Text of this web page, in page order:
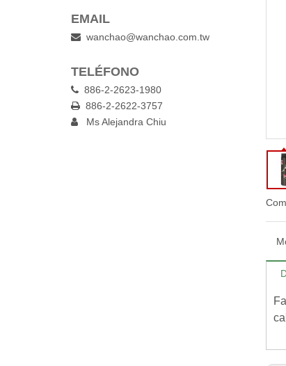
EMAIL
 wanchao@wanchao.com.tw
TELÉFONO
 886-2-2623-1980
 886-2-2622-3757
 Ms Alejandra Chiu